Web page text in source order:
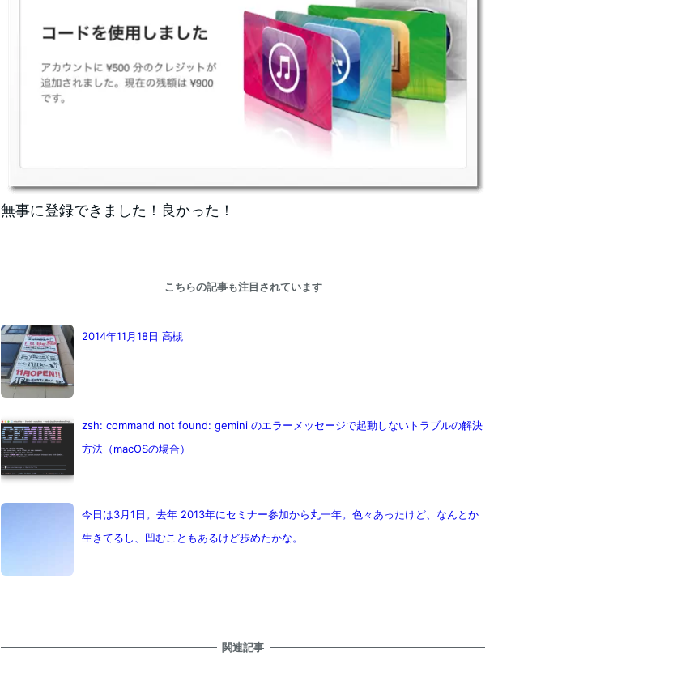
無事に登録できました！良かった！
こちらの記事も注目されています
2014年11月18日 高槻
zsh: command not found: gemini のエラーメッセージで起動しないトラブルの解決
方法（macOSの場合）
今日は3月1日。去年 2013年にセミナー参加から丸一年。色々あったけど、なんとか
生きてるし、凹むこともあるけど歩めたかな。
関連記事